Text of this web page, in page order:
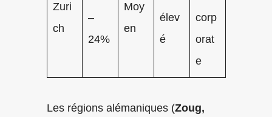
Zuri
ch
–
24%
Moy
en
élev
é
corp
orat
e
Les régions alémaniques (Zoug,